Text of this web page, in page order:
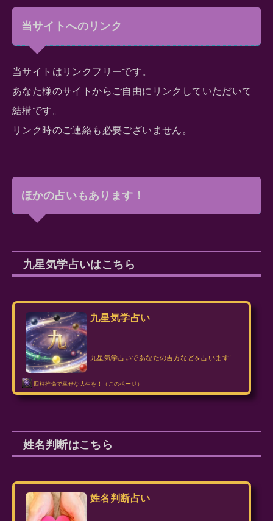
当サイトへのリンク
当サイトはリンクフリーです。
あなた様のサイトからご自由にリンクしていただいて
結構です。
リンク時のご連絡も必要ございません。
ほかの占いもあります！
九星気学占いはこちら
九星気学占い
九星気学占いであなたの吉方などを占います!
四柱推命で幸せな人生を！（このページ）
姓名判断はこちら
姓名判断占い